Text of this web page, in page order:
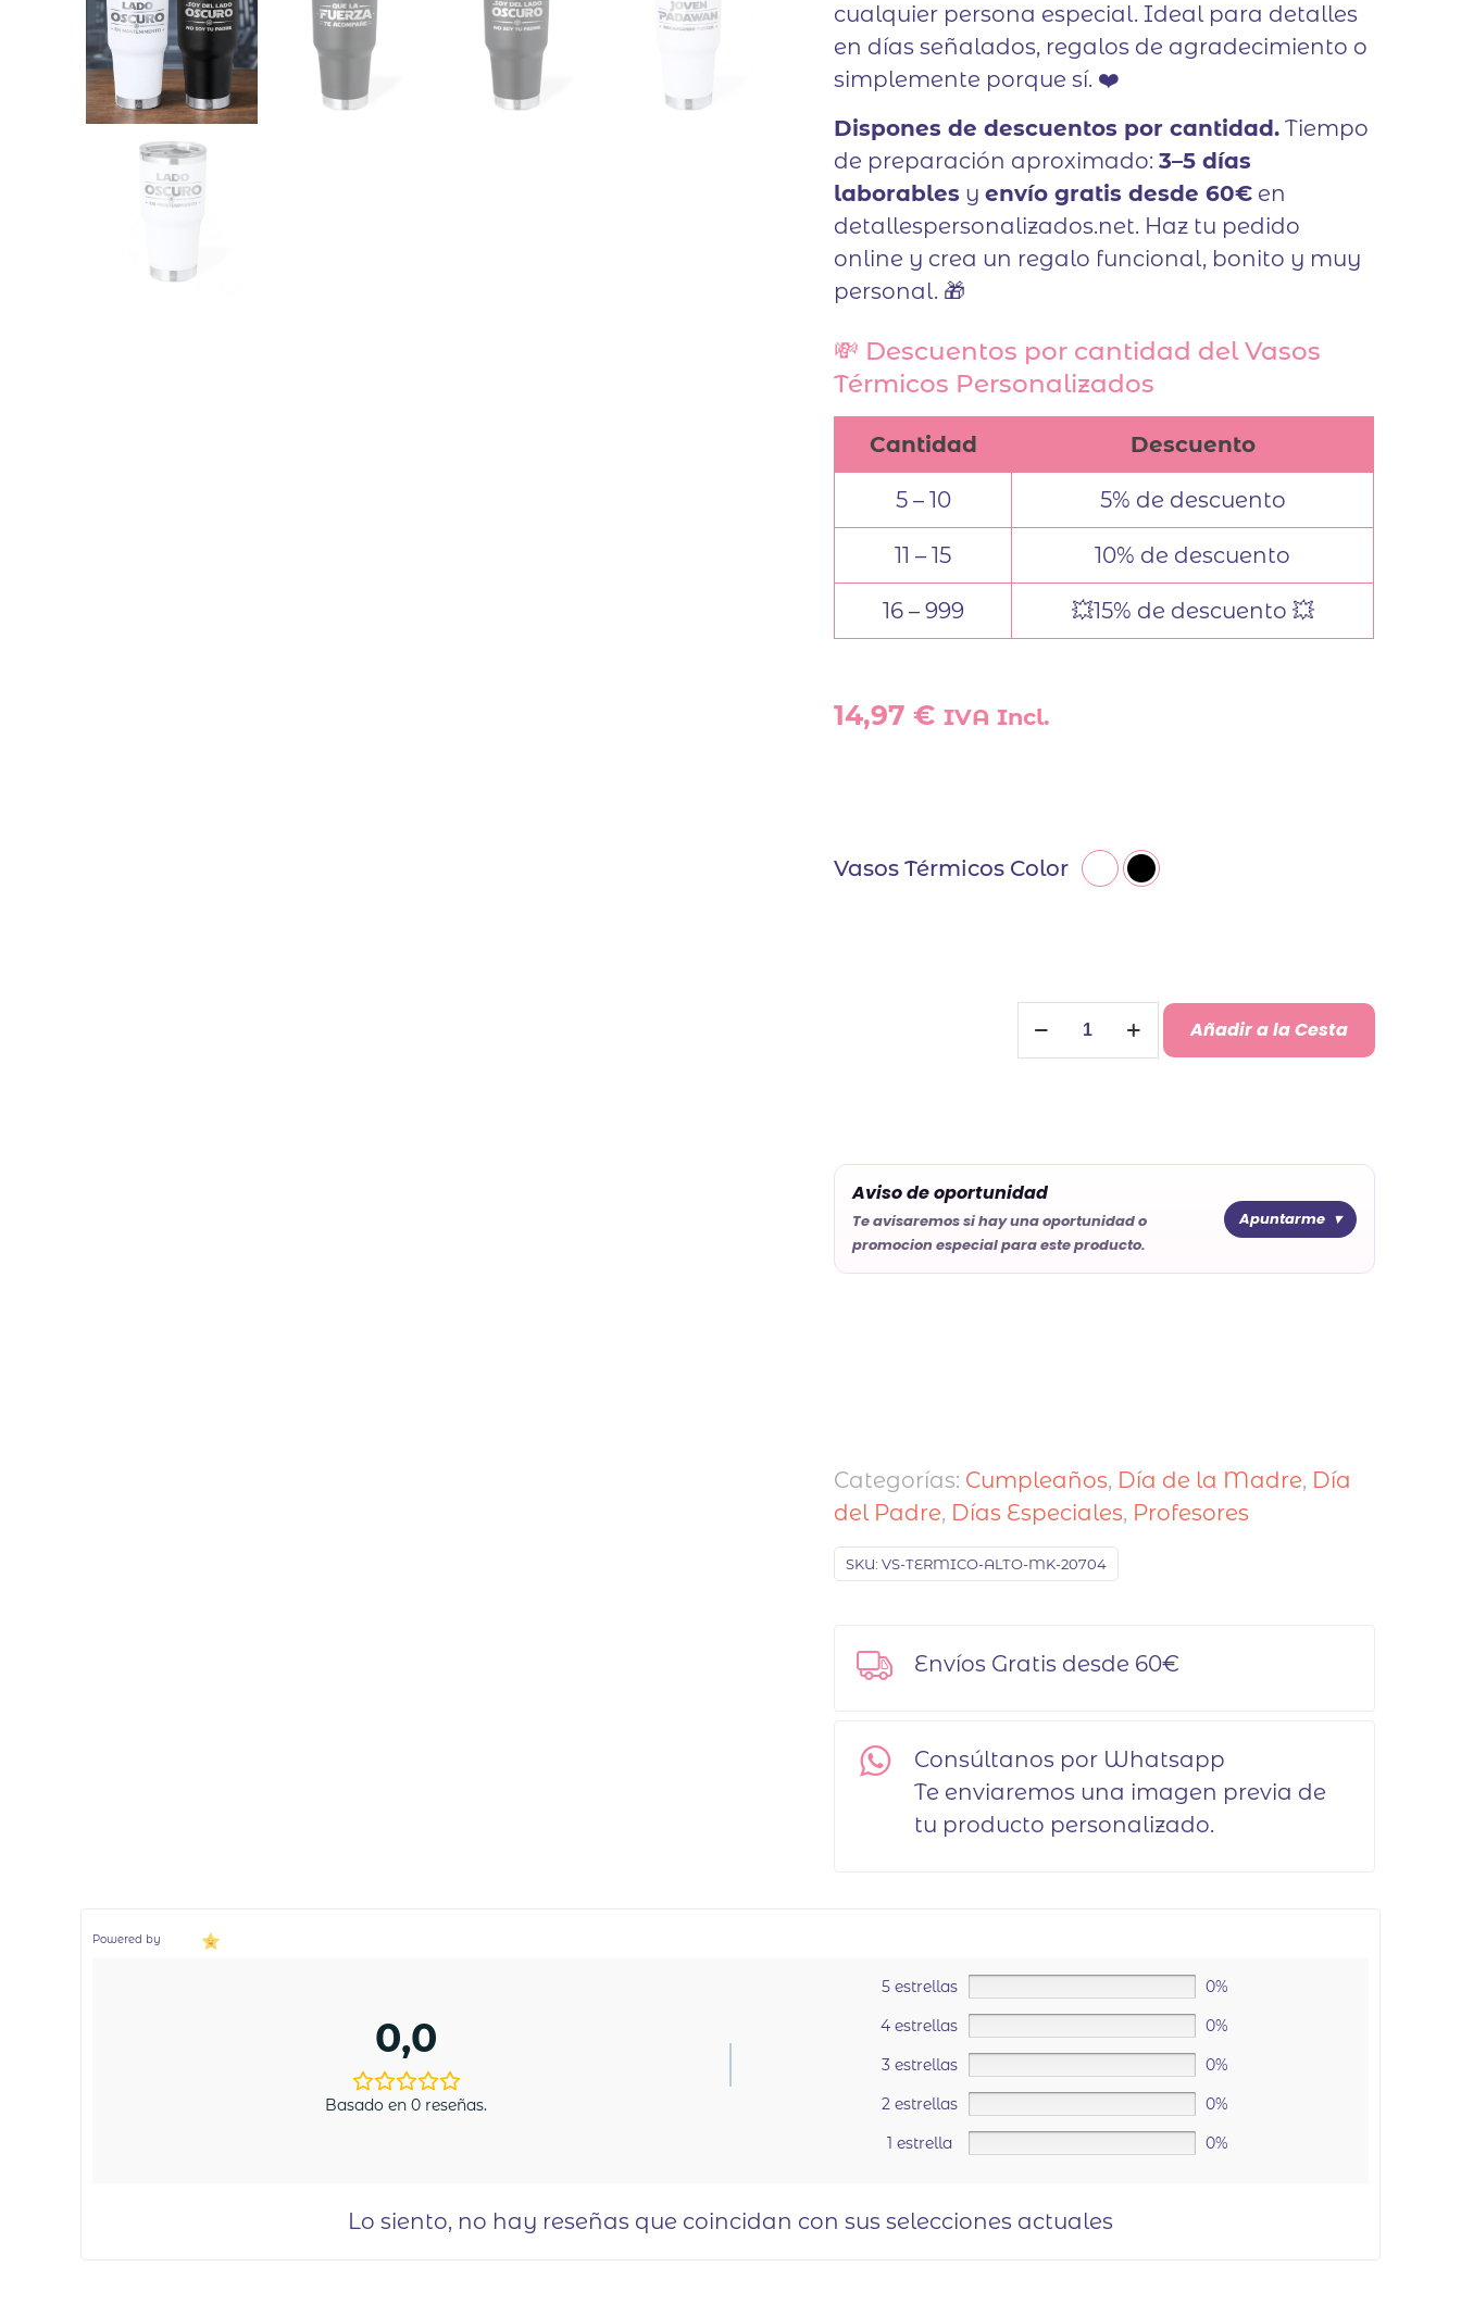
cualquier persona especial. Ideal para detalles
en días señalados, regalos de agradecimiento o
simplemente porque sí. ❤️
Dispones de descuentos por cantidad. Tiempo
de preparación aproximado:3–5 días
laborables yenvío gratis desde 60€ en
detallespersonalizados.net. Haz tu pedido
online y crea un regalo funcional, bonito y muy
personal. 🎁
💸 Descuentos por cantidad del Vasos
Térmicos Personalizados
Cantidad Descuento
5 – 10 5% de descuento
11 – 15 10% de descuento
16 – 999 💥15% de descuento 💥
14,97€ IVA Incl.
Vasos Térmicos Color
Añadir a la Cesta
Aviso de oportunidad
Te avisaremos si hay una oportunidad o
promocion especial para este producto.
Apuntarme
Categorías: Cumpleaños, Día de la Madre, Día
del Padre, Días Especiales, Profesores
SKU:VS-TERMICO-ALTO-MK-20704
Envíos Gratis desde 60€
Consúltanos por Whatsapp
Te enviaremos una imagen previa de
tu producto personalizado.
Powered by
0,0
Basado en 0 reseñas.
5 estrellas
0%
4 estrellas
0%
3 estrellas
0%
2 estrellas
0%
1 estrella
0%
Lo siento, no hay reseñas que coincidan con sus selecciones actuales